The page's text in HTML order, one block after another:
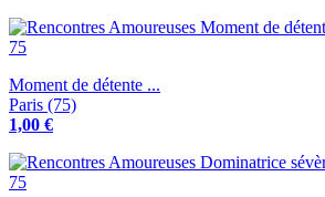
Moment de détente ...
Paris (75)
1,00 €